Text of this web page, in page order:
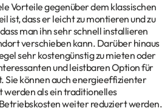
Vorteile gegenüber dem klassischen
ist, dass er leicht zu montieren und zu
man ihn sehr schnell installieren
verschieben kann. Darüber hinaus
sehr kostengünstig zu mieten oder
und leistbaren Option für
Sie können auch energieeffizienter
als ein traditionelles
weiter reduziert werden.